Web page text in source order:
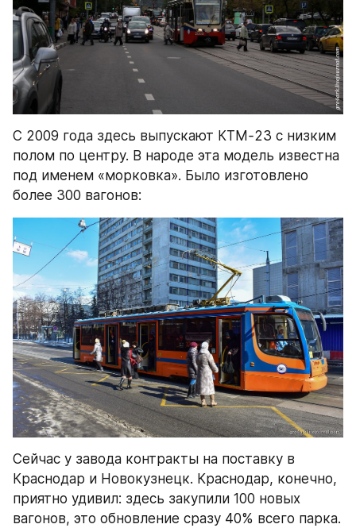
С 2009 года здесь выпускают КТМ-23 с низким
полом по центру. В народе эта модель известна
под именем «морковка». Было изготовлено
более 300 вагонов:
Сейчас у завода контракты на поставку в
Краснодар и Новокузнецк. Краснодар, конечно,
приятно удивил: здесь закупили 100 новых
вагонов, это обновление сразу 40% всего парка.